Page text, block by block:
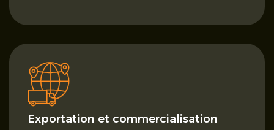
Exportation et commercialisation